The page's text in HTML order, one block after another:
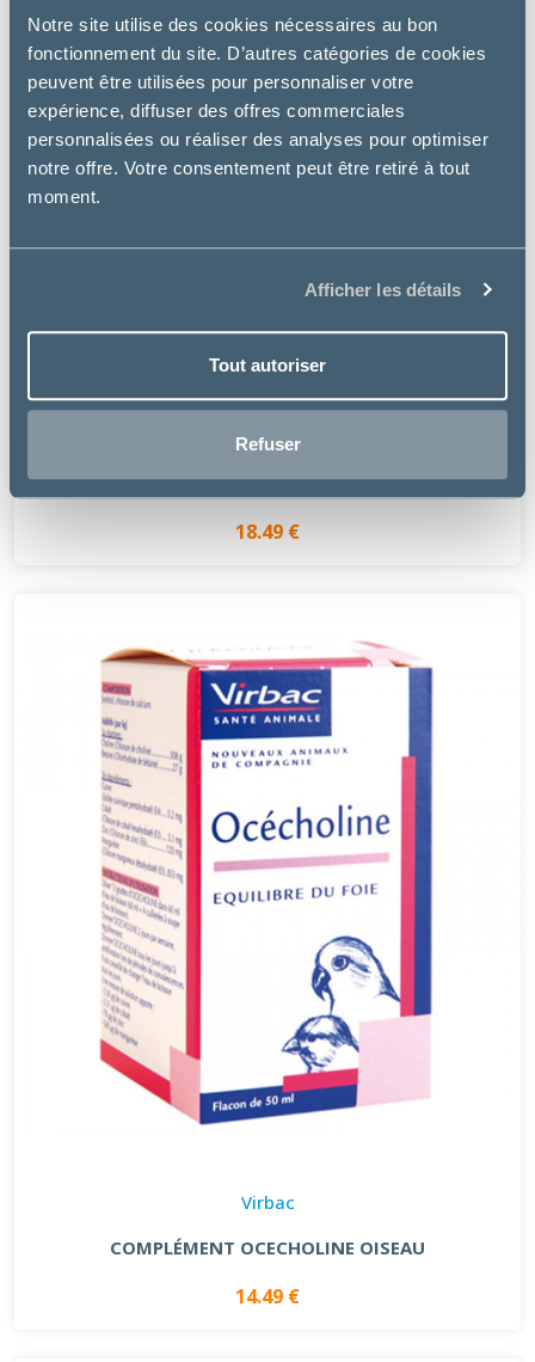
Notre site utilise des cookies nécessaires au bon
fonctionnement du site. D’autres catégories de cookies
peuvent être utilisées pour personnaliser votre
expérience, diffuser des offres commerciales
personnalisées ou réaliser des analyses pour optimiser
notre offre. Votre consentement peut être retiré à tout
moment.
Afficher les détails
Tout autoriser
Refuser
Virbac
PERROTONIC
18.49 €
Virbac
COMPLÉMENT OCECHOLINE OISEAU
14.49 €